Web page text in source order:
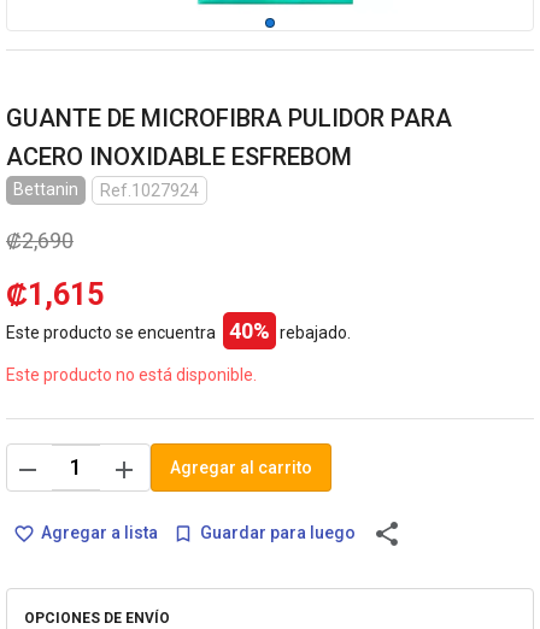
GUANTE DE MICROFIBRA PULIDOR PARA
ACERO INOXIDABLE ESFREBOM
Bettanin Ref.1027924
₡2,690
₡1,615
Este producto se encuentra 40% rebajado.
Este producto no está disponible.
remove add Agregar al carrito
favorite_border Agregar a lista bookmark_border Guardar para luego share
OPCIONES DE ENVÍO